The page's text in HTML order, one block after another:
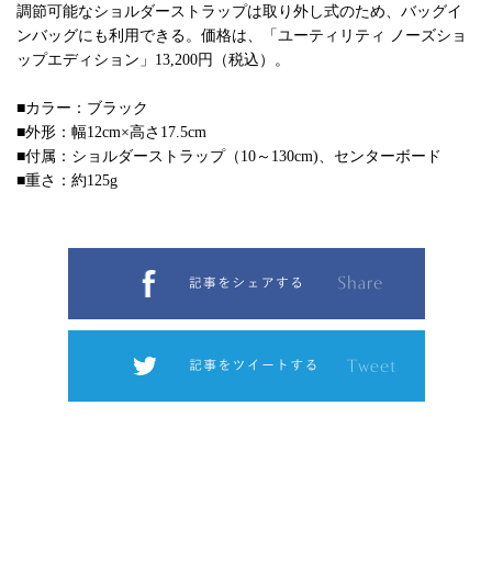
調節可能なショルダーストラップは取り外し式のため、バッグイ
ンバッグにも利用できる。価格は、「ユーティリティ ノーズショ
ップエディション」13,200円（税込）。
■カラー：ブラック
■外形：幅12cm×高さ17.5cm
■付属：ショルダーストラップ（10～130cm)、センターボード
■重さ：約125g